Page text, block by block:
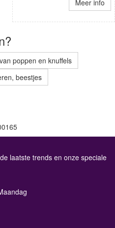
Meer info
poppen en knuffels
beestjes
laatste trends en onze speciale